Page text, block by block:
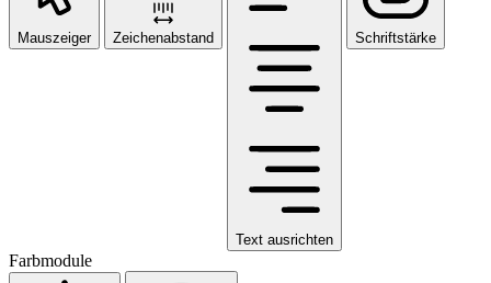
Mauszeiger Zeichenabstand
Text ausrichten
Schriftstärke
Farbmodule